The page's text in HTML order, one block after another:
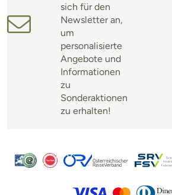
sich für den
Newsletter an,
um
personalisierte
Angebote und
Informationen
zu
Sonderaktionen
zu erhalten!